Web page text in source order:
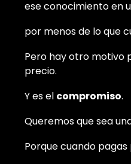
ese conocimiento en
por menos de lo que
Pero hay otro motivo
precio.
Y es el compromiso.
Queremos que sea
Porque cuando